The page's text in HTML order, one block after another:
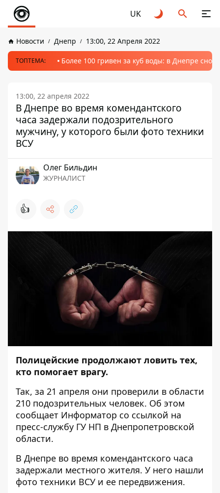
UK
Новости Днепр 13:00, 22 Апреля 2022
ТОПТЕМА: Более 100 гривен за куб воды: в Днепре
13:00, 22 апреля 2022
В Днепре во время комендантского
часа задержали подозрительного
мужчину, у которого были фото техники
ВСУ
Олег Бильдин
ЖУРНАЛИСТ
👍
Полицейские продолжают ловить тех,
кто помогает врагу.
Так, за 21 апреля они проверили в области
210 подозрительных человек. Об этом
сообщает Информатор со ссылкой на
пресс-службу ГУ НП в Днепропетровской
области.
В Днепре во время комендантского часа
задержали местного жителя. У него нашли
фото техники ВСУ и ее передвижения.